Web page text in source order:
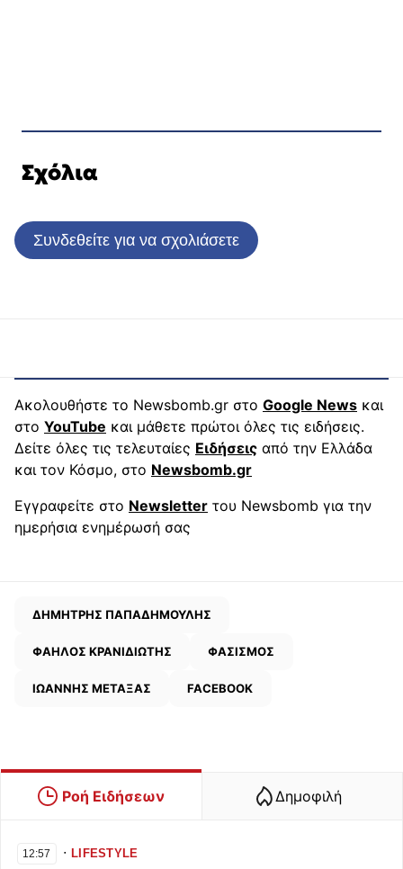
Σχόλια
Συνδεθείτε για να σχολιάσετε
Ακολουθήστε το Newsbomb.gr στο Google News και
στο YouTube και μάθετε πρώτοι όλες τις ειδήσεις.
Δείτε όλες τις τελευταίες Ειδήσεις από την Ελλάδα
και τον Κόσμο, στο Newsbomb.gr
Εγγραφείτε στο Newsletter του Newsbomb για την
ημερήσια ενημέρωσή σας
ΔΗΜΗΤΡΗΣ ΠΑΠΑΔΗΜΟΥΛΗΣ
ΦΑΗΛΟΣ ΚΡΑΝΙΔΙΩΤΗΣ ΦΑΣΙΣΜΟΣ
ΙΩΑΝΝΗΣ ΜΕΤΑΞΑΣ FACEBOOK
Ροή Ειδήσεων Δημοφιλή
12:57 ∙LIFESTYLE